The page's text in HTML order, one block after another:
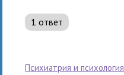
1 ответ
психиатрия и психология